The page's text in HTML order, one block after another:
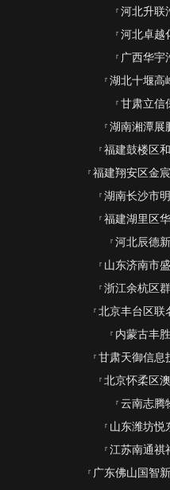
河北升联
河北卓越
广西华宇
湖北十堰高
甘肃立信
湖南湘潭展
福建鼓楼区
福建翔安区金
湖南长沙市
福建湖里区
河北辰德
山东济南市
浙江余杭区
北京丰台区联
内蒙古丰
甘肃天御信息
北京怀柔区
云南志腾
山东潍坊悦
江苏南通祺
广东佛山国智